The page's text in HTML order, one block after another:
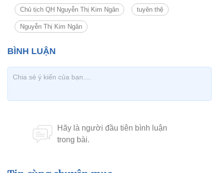
Chủ tịch QH Nguyễn Thị Kim Ngân tuyên thệ
Nguyễn Thị Kim Ngân